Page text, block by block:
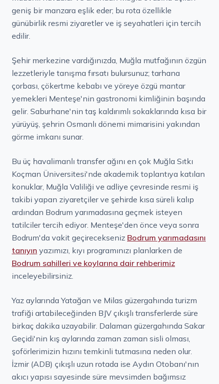
geniş bir manzara eşlik eder; bu rota özellikle
günübirlik resmi ziyaretler ve iş seyahatleri için tercih
edilir.
Şehir merkezine vardığınızda, Muğla mutfağının özgün
lezzetleriyle tanışma fırsatı bulursunuz; tarhana
çorbası, çökertme kebabı ve yöreye özgü mantar
yemekleri Menteşe'nin gastronomi kimliğinin başında
gelir. Saburhane'nin taş kaldırımlı sokaklarında kısa bir
yürüyüş, şehrin Osmanlı dönemi mimarisini yakından
görme imkanı sunar.
Bu üç havalimanlı transfer ağını en çok Muğla Sıtkı
Koçman Üniversitesi'nde akademik toplantıya katılan
konuklar, Muğla Valiliği ve adliye çevresinde resmi iş
takibi yapan ziyaretçiler ve şehirde kısa süreli kalıp
ardından Bodrum yarımadasına geçmek isteyen
tatilciler tercih ediyor. Menteşe'den önce veya sonra
Bodrum'da vakit geçirecekseniz Bodrum yarımadasını
tanıyın yazımızı, kıyı programınızı planlarken de
Bodrum sahilleri ve koylarına dair rehberimiz
inceleyebilirsiniz.
Yaz aylarında Yatağan ve Milas güzergahında turizm
trafiği artabileceğinden BJV çıkışlı transferlerde süre
birkaç dakika uzayabilir. Dalaman güzergahında Sakar
Geçidi'nin kış aylarında zaman zaman sisli olması,
şoförlerimizin hızını temkinli tutmasına neden olur.
İzmir (ADB) çıkışlı uzun rotada ise Aydın Otobanı'nın
akıcı yapısı sayesinde süre mevsimden bağımsız